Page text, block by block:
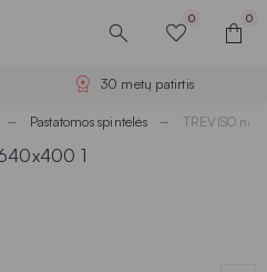
0 0
30 metų patirtis
Pastatomos spintelės TREVISO